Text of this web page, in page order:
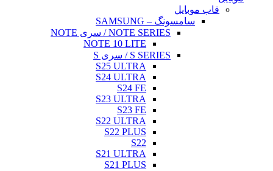
قاب موبایل
سامسونگ – SAMSUNG
NOTE SERIES / سری NOTE
NOTE 10 LITE
S SERIES / سری S
S25 ULTRA
S24 ULTRA
S24 FE
S23 ULTRA
S23 FE
S22 ULTRA
S22 PLUS
S21 ULTRA
S21 PLUS